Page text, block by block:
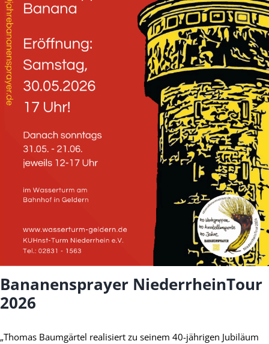
Bananensprayer NiederrheinTour
2026
„Thomas Baumgärtel realisiert zu seinem 40-jährigen Jubiläum